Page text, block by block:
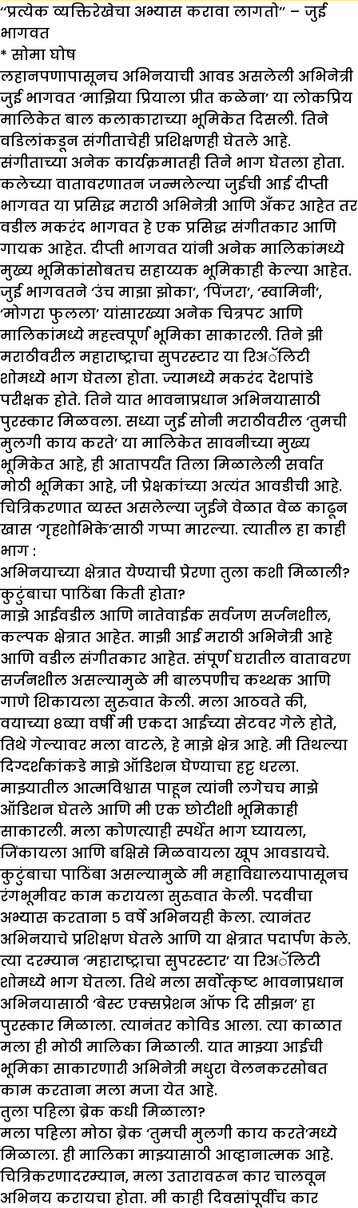
‘‘प्रत्येक व्यक्तिरेखेचा अभ्यास करावा लागतो’’ – जुई
भागवत
* सोमा घोष
लहानपणापासूनच अभिनयाची आवड असलेली अभिनेत्री
जुई भागवत ‘माझिया प्रियाला प्रीत कळेना’ या लोकप्रिय
मालिकेत बाल कलाकाराच्या भूमिकेत दिसली. तिने
वडिलांकडून संगीताचेही प्रशिक्षणही घेतले आहे.
संगीताच्या अनेक कार्यक्रमातही तिने भाग घेतला होता.
कलेच्या वातावरणातन जन्मलेल्या जुईची आई दीप्ती
भागवत या प्रसिद्ध मराठी अभिनेत्री आणि अँकर आहेत तर
वडील मकरंद भागवत हे एक प्रसिद्ध संगीतकार आणि
गायक आहेत. दीप्ती भागवत यांनी अनेक मालिकांमध्ये
मुख्य भूमिकांसोबतच सहाय्यक भूमिकाही केल्या आहेत.
जुई भागवतने ‘उंच माझा झोका’, ‘पिंजरा’, ‘स्वामिनी’,
‘मोगरा फुलला’ यांसारख्या अनेक चित्रपट आणि
मालिकांमध्ये महत्त्वपूर्ण भूमिका साकारली. तिने झी
मराठीवरील महाराष्ट्राचा सुपरस्टार या रिअॅलिटी
शोमध्ये भाग घेतला होता. ज्यामध्ये मकरंद देशपांडे
परीक्षक होते. तिने यात भावनाप्रधान अभिनयासाठी
पुरस्कार मिळवला. सध्या जुई सोनी मराठीवरील ‘तुमची
मुलगी काय करते’ या मालिकेत सावनीच्या मुख्य
भूमिकेत आहे, ही आतापर्यंत तिला मिळालेली सर्वात
मोठी भूमिका आहे, जी प्रेक्षकांच्या अत्यंत आवडीची आहे.
चित्रिकरणात व्यस्त असलेल्या जुईने वेळात वेळ काढून
खास ‘गृहशोभिके’साठी गप्पा मारल्या. त्यातील हा काही
भाग :
अभिनयाच्या क्षेत्रात येण्याची प्रेरणा तुला कशी मिळाली?
कुटुंबाचा पाठिंबा किती होता?
माझे आईवडील आणि नातेवाईक सर्वजण सर्जनशील,
कल्पक क्षेत्रात आहेत. माझी आई मराठी अभिनेत्री आहे
आणि वडील संगीतकार आहेत. संपूर्ण घरातील वातावरण
सर्जनशील असल्यामुळे मी बालपणीच कथ्थक आणि
गाणे शिकायला सुरुवात केली. मला आठवते की,
वयाच्या ८व्या वर्षी मी एकदा आईच्या सेटवर गेले होते,
तिथे गेल्यावर मला वाटले, हे माझे क्षेत्र आहे. मी तिथल्या
दिग्दर्शकांकडे माझे ऑडिशन घेण्याचा हट्ट धरला.
माझ्यातील आत्मविश्वास पाहून त्यांनी लगेचच माझे
ऑडिशन घेतले आणि मी एक छोटीशी भूमिकाही
साकारली. मला कोणत्याही स्पर्धेत भाग घ्यायला,
जिंकायला आणि बक्षिसे मिळवायला खूप आवडायचे.
कुटुंबाचा पाठिंबा असल्यामुळे मी महाविद्यालयापासूनच
रंगभूमीवर काम करायला सुरुवात केली. पदवीचा
अभ्यास करताना ५ वर्षे अभिनयही केला. त्यानंतर
अभिनयाचे प्रशिक्षण घेतले आणि या क्षेत्रात पदार्पण केले.
त्या दरम्यान ‘महाराष्ट्राचा सुपरस्टार’ या रिअॅलिटी
शोमध्ये भाग घेतला. तिथे मला सर्वोत्कृष्ट भावनाप्रधान
अभिनयासाठी ‘बेस्ट एक्सप्रेशन ऑफ दि सीझन’ हा
पुरस्कार मिळाला. त्यानंतर कोविड आला. त्या काळात
मला ही मोठी मालिका मिळाली. यात माझ्या आईची
भूमिका साकारणारी अभिनेत्री मधुरा वेलनकरसोबत
काम करताना मला मजा येत आहे.
तुला पहिला ब्रेक कधी मिळाला?
मला पहिला मोठा ब्रेक ‘तुमची मुलगी काय करते’मध्ये
मिळाला. ही मालिका माझ्यासाठी आव्हानात्मक आहे.
चित्रिकरणादरम्यान, मला उतारावरून कार चालवून
अभिनय करायचा होता. मी काही दिवसांपूर्वीच कार